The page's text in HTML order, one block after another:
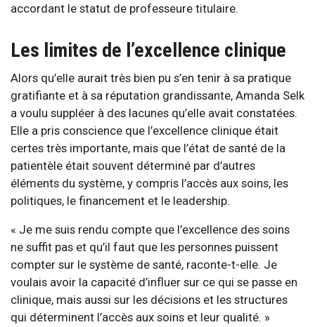
accordant le statut de professeure titulaire.
Les limites de l’excellence clinique
Alors qu’elle aurait très bien pu s’en tenir à sa pratique
gratifiante et à sa réputation grandissante, Amanda Selk
a voulu suppléer à des lacunes qu’elle avait constatées.
Elle a pris conscience que l’excellence clinique était
certes très importante, mais que l’état de santé de la
patientèle était souvent déterminé par d’autres
éléments du système, y compris l’accès aux soins, les
politiques, le financement et le leadership.
« Je me suis rendu compte que l’excellence des soins
ne suffit pas et qu’il faut que les personnes puissent
compter sur le système de santé, raconte-t-elle. Je
voulais avoir la capacité d’influer sur ce qui se passe en
clinique, mais aussi sur les décisions et les structures
qui déterminent l’accès aux soins et leur qualité. »